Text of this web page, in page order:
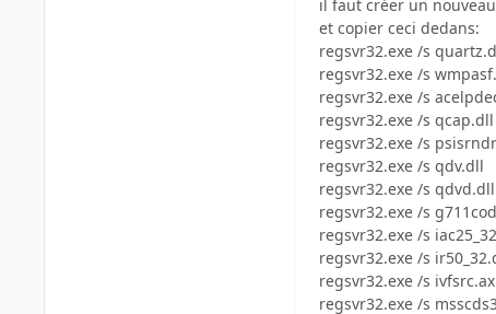
il faut créer un
et copier ceci dedans:
regsvr32.exe /s
regsvr32.exe /s
regsvr32.exe /s
regsvr32.exe /s qcap.dll
regsvr32.exe /s
regsvr32.exe /s qdv.dll
regsvr32.exe /s qdvd.dll
regsvr32.exe /s
regsvr32.exe /s
regsvr32.exe /s
regsvr32.exe /s ivfsrc.ax
regsvr32.exe /s